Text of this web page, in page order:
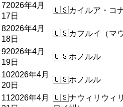
72026年4月
17日
🇺🇸カイルア・コ
82026年4月
18日
🇺🇸カフルイ（マ
92026年4月
19日
🇺🇸ホノルル
102026年4月
20日
🇺🇸ホノルル
112026年4月
🇺🇸ナウィリウィ